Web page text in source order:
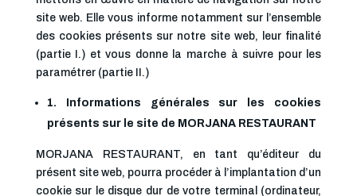
site web. Elle vous informe notamment sur l’ensemble
des cookies présents sur notre site web, leur finalité
(partie I.) et vous donne la marche à suivre pour les
paramétrer (partie II.)
1. Informations générales sur les cookies
présents sur le site de MORJANA RESTAURANT
MORJANA RESTAURANT, en tant qu’éditeur du
présent site web, pourra procéder à l’implantation d’un
cookie sur le disque dur de votre terminal (ordinateur,